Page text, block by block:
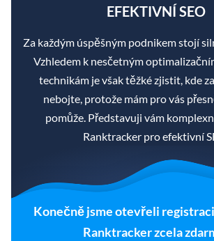
EFEKTIVNÍ SEO
Za každým úspěšným podnikem stojí
Vzhledem k nesčetným
technikám je však těžké zjistit, kde
nebojte, protože mám pro vás
pomůže. Představuji vám
Ranktracker pro efektivní
Konečně jsme otevřeli
Ranktracker zcela